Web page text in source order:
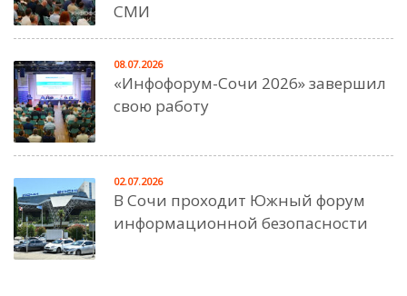
СМИ
«Инфофорум-Сочи 2026» завершил
свою работу
08.07.2026
В Сочи проходит Южный форум
информационной безопасности
02.07.2026